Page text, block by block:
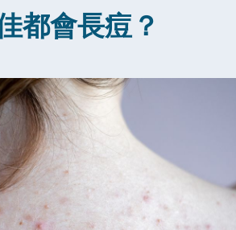
都會長痘？